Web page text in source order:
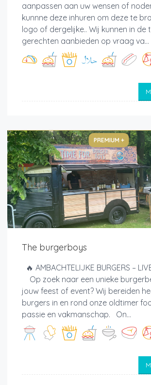
aanpassen aan uw wensen of
kunnne deze inhuren om deze te
logo of dergelijke.. Wij kunnen in de
gerechten aanbieden op vraag va...
PREMIUM +
The burgerboys
🔥 AMBACHTELIJKE BURGERS –
Op zoek naar een unieke
jouw feest of event? Wij bereiden
burgers in en rond onze oldtimer
passie en vakmanschap. On...